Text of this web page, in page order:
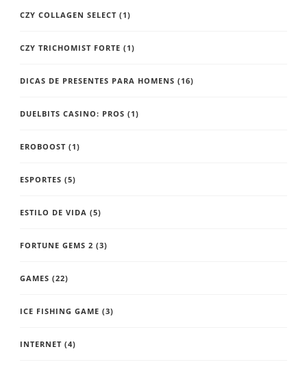
CZY COLLAGEN SELECT (1)
CZY TRICHOMIST FORTE (1)
DICAS DE PRESENTES PARA HOMENS (16)
DUELBITS CASINO: PROS (1)
EROBOOST (1)
ESPORTES (5)
ESTILO DE VIDA (5)
FORTUNE GEMS 2 (3)
GAMES (22)
ICE FISHING GAME (3)
INTERNET (4)